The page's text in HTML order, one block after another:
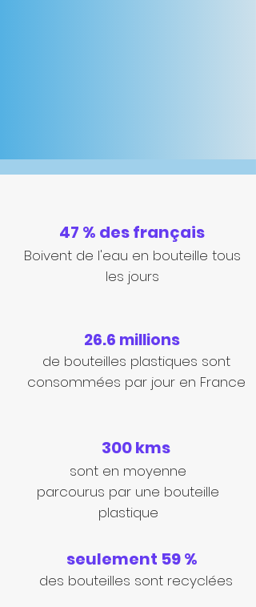
47 % des français
Boivent de l'eau en bouteille tous
les jours
26.6 millions
de bouteilles plastiques sont
consommées par jour en France
300 kms
sont en moyenne
parcourus par une bouteille
plastique
seulement 59 %
des bouteilles sont recyclées